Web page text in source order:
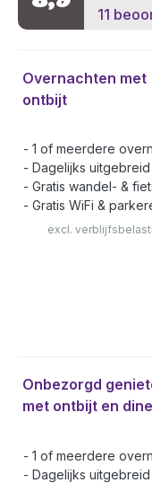
11
Overnachten met
ontbijt
1 of meerdere
Dagelijks
Gratis wandel- &
Gratis WiFi &
excl.
Onbezorgd
met ontbijt en
1 of meerdere
Dagelijks